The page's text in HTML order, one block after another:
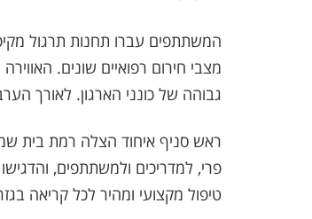
המשתתפים עברו תחנות תרגול
מצבי חירום רפואיים שונים.
גבוהה של כונני הארגון. לאורך
ראש סניף איחוד הצלה רמת בית
פרי, למדריכים ולמשתתפים,
טיפול מקצועי ומהיר לכל קריאה